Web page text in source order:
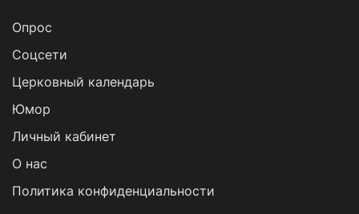
Опрос
Cоцсети
Церковный календарь
Юмор
Личный кабинет
О нас
Политика конфиденциальности